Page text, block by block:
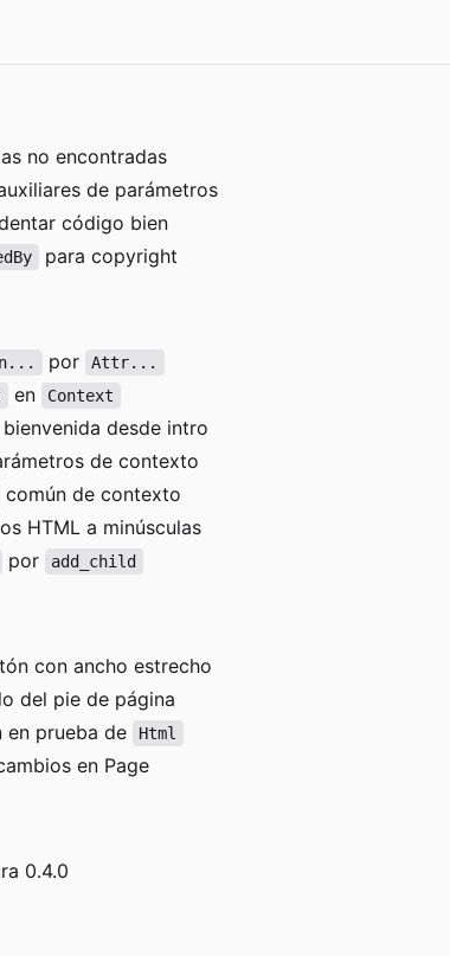
no encontradas
de parámetros
código bien
para copyright
por Attr...
en Context
desde intro
de contexto
común de contexto
HTML a minúsculas
por add_child
con ancho estrecho
del pie de página
en prueba de
Html
en Page
0.4.0